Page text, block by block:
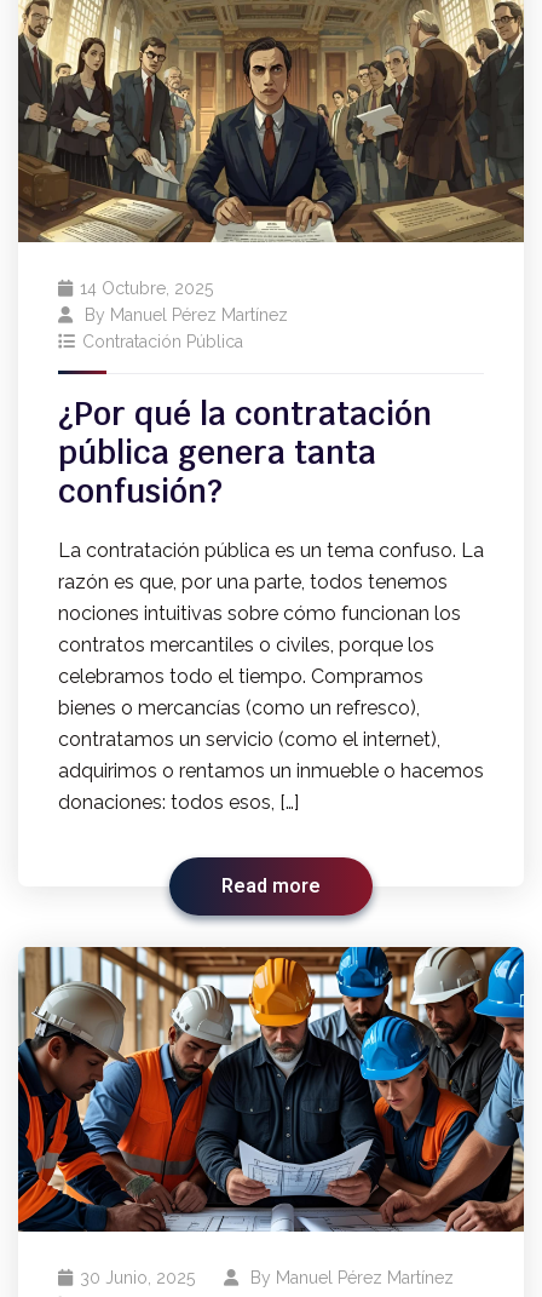
14 Octubre, 2025
By Manuel Pérez Martínez
Contratación Pública
¿Por qué la contratación
pública genera tanta
confusión?
La contratación pública es un tema confuso. La
razón es que, por una parte, todos tenemos
nociones intuitivas sobre cómo funcionan los
contratos mercantiles o civiles, porque los
celebramos todo el tiempo. Compramos
bienes o mercancías (como un refresco),
contratamos un servicio (como el internet),
adquirimos o rentamos un inmueble o hacemos
donaciones: todos esos, […]
Read more
30 Junio, 2025 By Manuel Pérez Martínez